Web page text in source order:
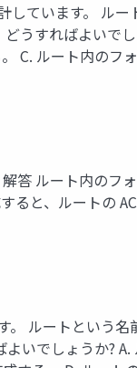
ています。 ル
うすればよいで
C. ルート内のフ
答 ルート内のフ
ると、ルートの
ルートという名
いでしょうか?